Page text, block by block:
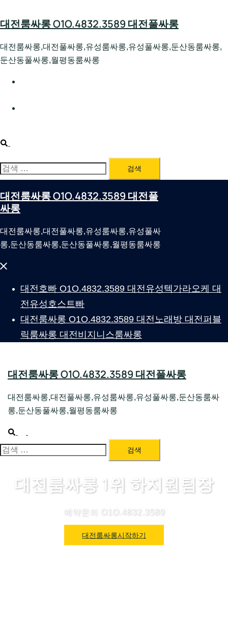
to
대전룸싸롱 O1O.4832.3589 대전풀싸롱
대전룸싸롱,대전풀싸롱,유성룸싸롱,유성풀싸롱,둔산동룸싸롱,
둔산동풀싸롱,월평동룸싸롱
Search
검
색:
대전룸싸롱 O1O.4832.3589 대전풀
싸롱
대전룸싸롱,대전풀싸롱,유성룸싸롱,유성풀싸
롱,둔산동룸싸롱,둔산동풀싸롱,월평동룸싸롱
Close
대전호빠 O1O.4832.3589 대전유성텍가라오케 대
전유성호스트빠
대전룸싸롱 O1O.4832.3589 대전노래방 대전퍼블
릭룸싸롱 대전비지니스룸싸롱
대전룸싸롱 O1O.4832.3589 대전풀싸롱
대전룸싸롱,대전풀싸롱,유성룸싸롱,유성풀싸롱,둔산동룸싸
롱,둔산동풀싸롱,월평동룸싸롱
Search
menu
검
대전룸싸롱 1위 하지원팀장
예약문의 O1O.4832.3589
대전룸싸롱시작하기